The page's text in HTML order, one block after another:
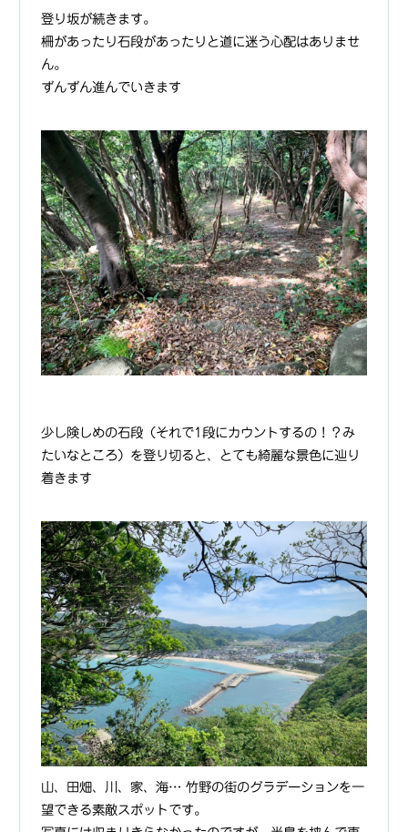
登り坂が続きます。
柵があったり石段があったりと道に迷う心配はありませ
ん。
ずんずん進んでいきます
少し険しめの石段（それで1段にカウントするの！？み
たいなところ）を登り切ると、とても綺麗な景色に辿り
着きます
山、田畑、川、家、海… 竹野の街のグラデーションを一
望できる素敵スポットです。